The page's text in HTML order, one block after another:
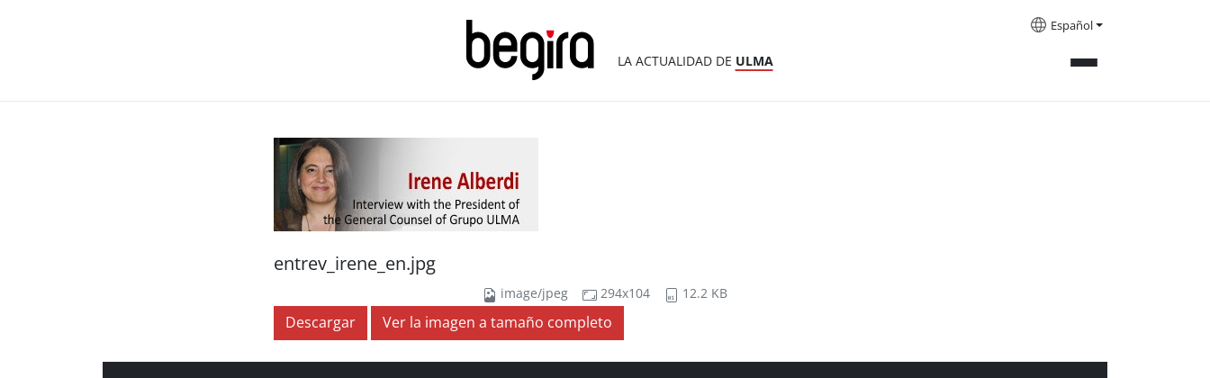
LA ACTUALIDAD DE ULMA
Español
entrev_irene_en.jpg
image/jpeg 294x104 12.2 KB
Descargar Ver la imagen a tamaño completo